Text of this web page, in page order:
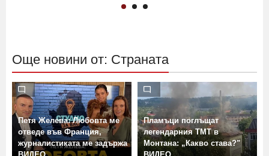
Още новини от: Страната
Петя Желева: Любовта ме
отведе във Франция,
журналистиката ме задържа
Пламъци поглъщат
легендарния ТМТ в
Монтана: „Какво става?"